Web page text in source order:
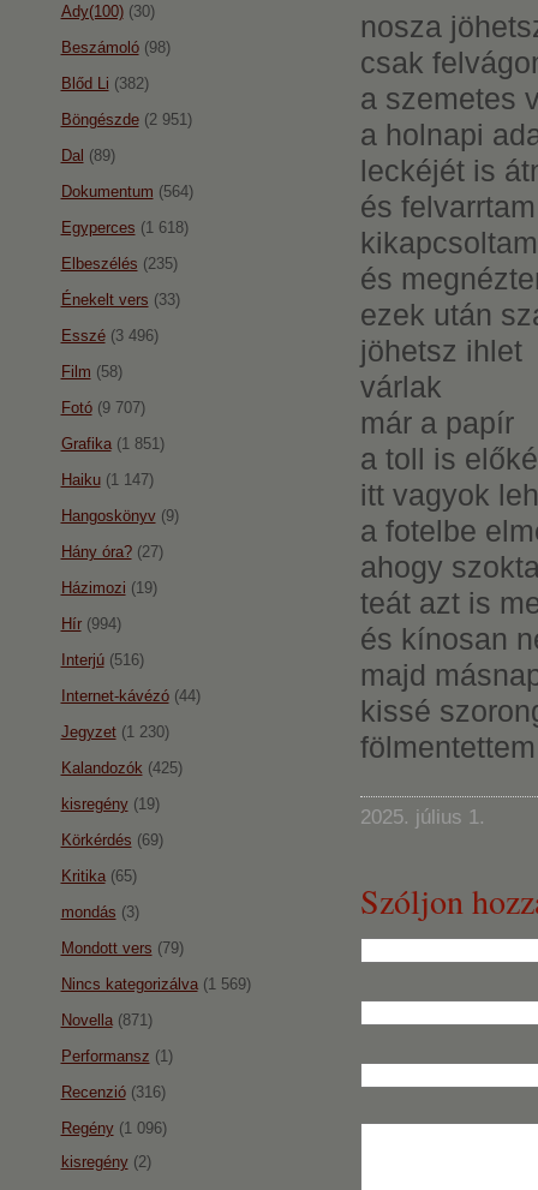
nosza
csak
a szemetes
a holnapi
leckéjét is
és
és
ezek után
jöhetsz ihlet
várlak
már a papír
a toll is
itt vagyok
a fotelbe
ahogy
teát azt is
és kínosan
majd
kissé
2025. július 1.
Szóljon
Ady(100)(30)
Beszámoló(98)
Blőd Li (382)
Böngészde(2 951)
Dal (89)
Dokumentum (564)
Egyperces (1 618)
Elbeszélés (235)
Énekelt vers (33)
Esszé(3 496)
Film (58)
Fotó(9 707)
Grafika(1 851)
Haiku(1 147)
Hangoskönyv(9)
Hány óra?(27)
Házimozi (19)
Hír(994)
Interjú(516)
Internet-kávézó(44)
Jegyzet(1 230)
Kalandozók (425)
kisregény(19)
Körkérdés (69)
Kritika(65)
mondás (3)
Mondott vers (79)
Nincs kategorizálva(1 569)
Novella(871)
Performansz (1)
Recenzió(316)
Regény(1 096)
kisregény(2)